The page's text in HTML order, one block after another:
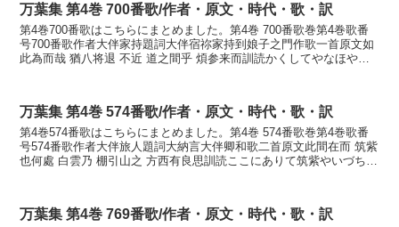
万葉集 第4巻 700番歌/作者・原文・時代・歌・訳
第4巻700番歌はこちらにまとめました。第4巻 700番歌巻第4巻歌番
号700番歌作者大伴家持題詞大伴宿祢家持到娘子之門作歌一首原文如
此為而哉 猶八将退 不近 道之間乎 煩参来而訓読かくしてやなほや罷
万葉集 第4巻 574番歌/作者・原文・時代・歌・訳
第4巻574番歌はこちらにまとめました。第4巻 574番歌巻第4巻歌番
号574番歌作者大伴旅人題詞大納言大伴卿和歌二首原文此間在而 筑紫
也何處 白雲乃 棚引山之 方西有良思訓読ここにありて筑紫やいづち白
万葉集 第4巻 769番歌/作者・原文・時代・歌・訳